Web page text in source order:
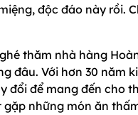
độc đáo này rồi.
thăm nhà hàng
đâu. Với hơn 30 năm
đổi để mang đến cho
những món ăn